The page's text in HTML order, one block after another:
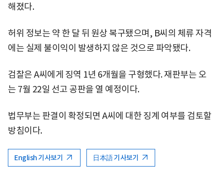
해졌다.
허위 정보는 약 한 달 뒤 원상 복구됐으며, B씨의 체류 자격
에는 실제 불이익이 발생하지 않은 것으로 파악됐다.
검찰은 A씨에게 징역 1년 6개월을 구형했다. 재판부는 오
는 7월 22일 선고 공판을 열 예정이다.
법무부는 판결이 확정되면 A씨에 대한 징계 여부를 검토할
방침이다.
English 기사보기 日本語 기사보기